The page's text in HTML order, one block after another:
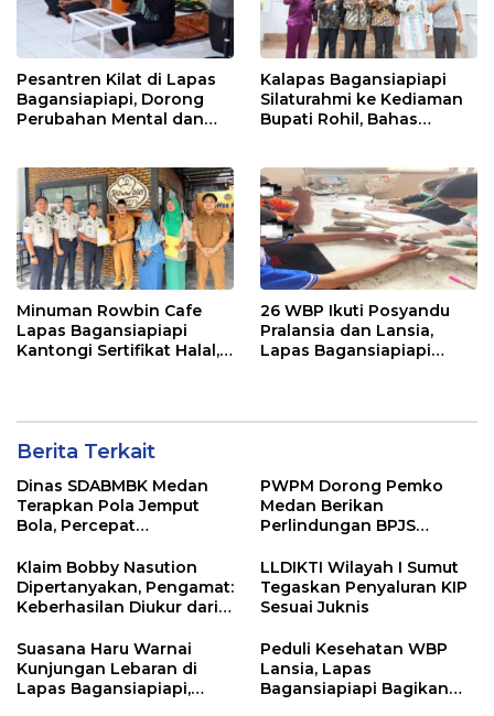
Pesantren Kilat di Lapas
Bagansiapiapi, Dorong
Perubahan Mental dan
Kalapas Bagansiapiapi
Silaturahmi ke Kediaman
Bupati Rohil, Bahas
Pemindahan WBP
Minuman Rowbin Cafe
Lapas Bagansiapiapi
Kantongi Sertifikat Halal,
26 WBP Ikuti Posyandu
Pralansia dan Lansia,
Lapas Bagansiapiapi
Berita Terkait
Dinas SDABMBK Medan
Terapkan Pola Jemput
Bola, Percepat
hingga Tingkat
Kecamatan
PWPM Dorong Pemko
Medan Berikan
Perlindungan BPJS
16.000 Pemulung
Klaim Bobby Nasution
Dipertanyakan, Pengamat:
Keberhasilan Diukur dari
Memulai
LLDIKTI Wilayah I Sumut
Tegaskan Penyaluran KIP
Sesuai Juknis
Suasana Haru Warnai
Kunjungan Lebaran di
Lapas Bagansiapiapi,
Peduli Kesehatan WBP
Lansia, Lapas
Bagansiapiapi Bagikan